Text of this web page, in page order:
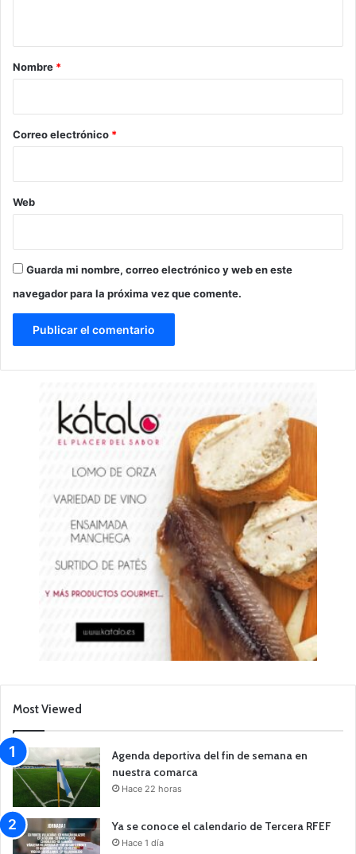
r
*
Nombre *
Correo electrónico *
Web
Guarda mi nombre, correo electrónico y web en este
navegador para la próxima vez que comente.
Most Viewed
Agenda deportiva del fin de semana en
nuestra comarca
Hace 22 horas
Ya se conoce el calendario de Tercera RFEF
Hace 1 día